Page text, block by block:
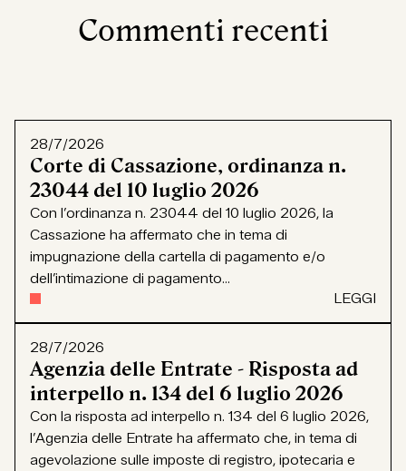
Commenti recenti
28/7/2026
Corte di Cassazione, ordinanza n.
23044 del 10 luglio 2026
Con l’ordinanza n. 23044 del 10 luglio 2026, la
Cassazione ha affermato che in tema di
impugnazione della cartella di pagamento e/o
dell’intimazione di pagamento...
LEGGI
28/7/2026
Agenzia delle Entrate - Risposta ad
interpello n. 134 del 6 luglio 2026
Con la risposta ad interpello n. 134 del 6 luglio 2026,
l’Agenzia delle Entrate ha affermato che, in tema di
agevolazione sulle imposte di registro, ipotecaria e